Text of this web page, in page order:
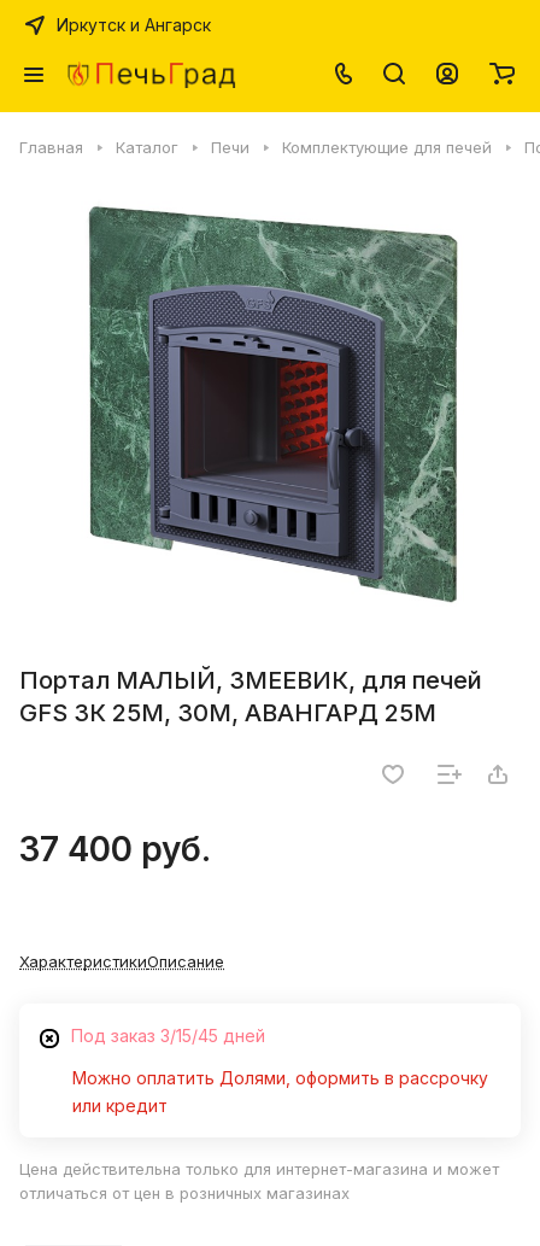
Иркутск и Ангарск
Главная Каталог Печи Комплектующие для печей
Портал МАЛЫЙ, ЗМЕЕВИК, для печей
GFS ЗК 25М, 30М, АВАНГАРД 25М
37 400 руб.
ХарактеристикиОписание
Под заказ 3/15/45 дней
Можно оплатить Долями, оформить в рассрочку
или кредит
Цена действительна только для интернет-магазина и может
отличаться от цен в розничных магазинах